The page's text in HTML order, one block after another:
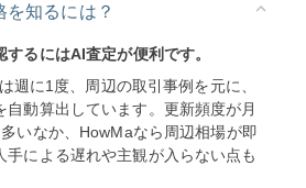
を知るには？
るにはAI査定が便利です。
週に1度、周辺の取引事例を元に、
自動算出しています。更新頻度が月
いなか、HowMaなら周辺相場が即
手による遅れや主観が入らない点も